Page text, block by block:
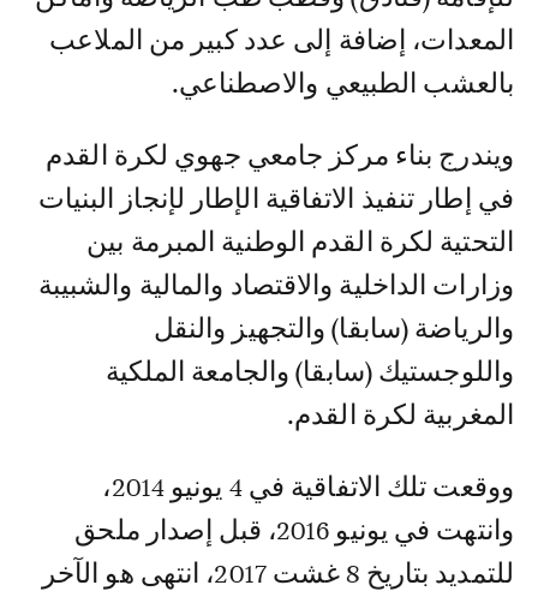
المعدات، إضافة إلى عدد كبير من الملاعب
بالعشب الطبيعي والاصطناعي.
ويندرج بناء مركز جامعي جهوي لكرة القدم
في إطار تنفيذ الاتفاقية الإطار لإنجاز البنيات
التحتية لكرة القدم الوطنية المبرمة بين
وزارات الداخلية والاقتصاد والمالية والشبيبة
والرياضة (سابقا) والتجهيز والنقل
واللوجستيك (سابقا) والجامعة الملكية
المغربية لكرة القدم.
ووقعت تلك الاتفاقية في 4 يونيو 2014،
وانتهت في يونيو 2016، قبل إصدار ملحق
للتمديد بتاريخ 8 غشت 2017، انتهى هو الآخر